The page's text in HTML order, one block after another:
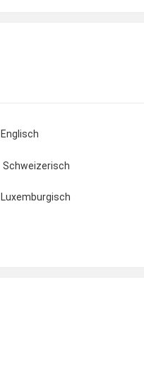
Englisch
Schweizerisch
Luxemburgisch